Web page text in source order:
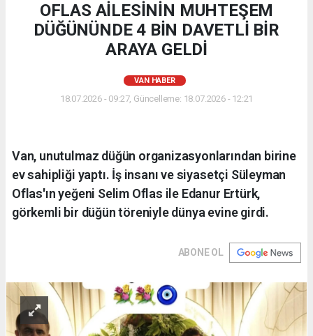
OFLAS AİLESİNİN MUHTEŞEM
DÜĞÜNÜNDE 4 BİN DAVETLİ BİR
ARAYA GELDİ
VAN HABER
18.07.2026 - 09:27, Güncelleme: 18.07.2026 - 12:21
Van, unutulmaz düğün organizasyonlarından birine
ev sahipliği yaptı. İş insanı ve siyasetçi Süleyman
Oflas'ın yeğeni Selim Oflas ile Edanur Ertürk,
görkemli bir düğün töreniyle dünya evine girdi.
ABONE OL